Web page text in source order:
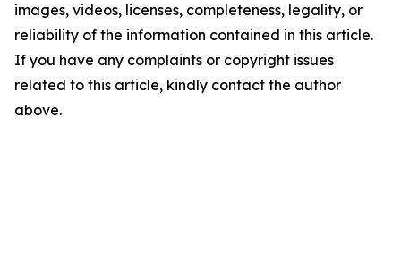
images, videos, licenses, completeness, legality, or
reliability of the information contained in this article.
If you have any complaints or copyright issues
related to this article, kindly contact the author
above.